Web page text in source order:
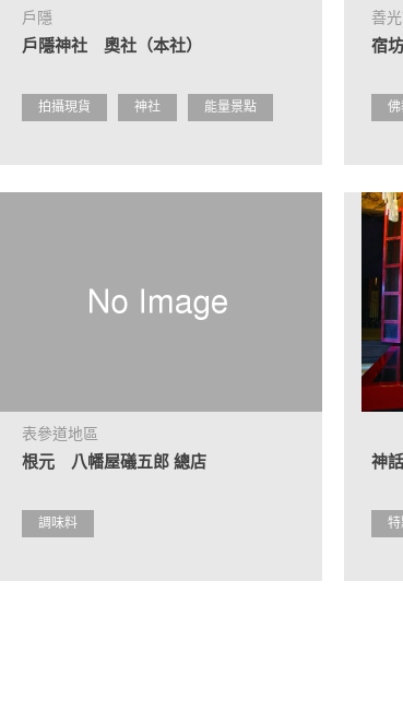
戶隱
戶隱神社 奧社（本社）
拍攝現貨 神社 能量景點
善
宿
表參道地區
根元 八幡屋礒五郎 總店
調味料
神